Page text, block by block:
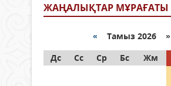
ЖАҢАЛЫҚТАР МҰРАҒАТЫ
« Тамыз 2026 »
Дс
Сс Ср Бс Жм